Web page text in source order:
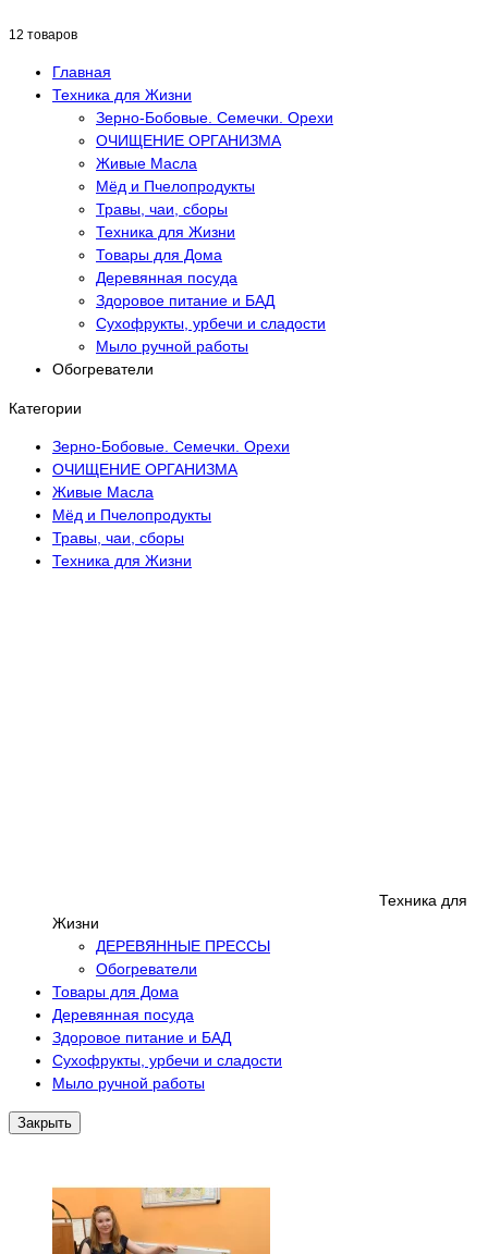
12 товаров
Главная
Техника для Жизни
Зерно-Бобовые. Семечки. Орехи
ОЧИЩЕНИЕ ОРГАНИЗМА
Живые Масла
Мёд и Пчелопродукты
Травы, чаи, сборы
Техника для Жизни
Товары для Дома
Деревянная посуда
Здоровое питание и БАД
Сухофрукты, урбечи и сладости
Мыло ручной работы
Обогреватели
Категории
Зерно-Бобовые. Семечки. Орехи
ОЧИЩЕНИЕ ОРГАНИЗМА
Живые Масла
Мёд и Пчелопродукты
Травы, чаи, сборы
Техника для Жизни
Техника для
Жизни
ДЕРЕВЯННЫЕ ПРЕССЫ
Обогреватели
Товары для Дома
Деревянная посуда
Здоровое питание и БАД
Сухофрукты, урбечи и сладости
Мыло ручной работы
Закрыть